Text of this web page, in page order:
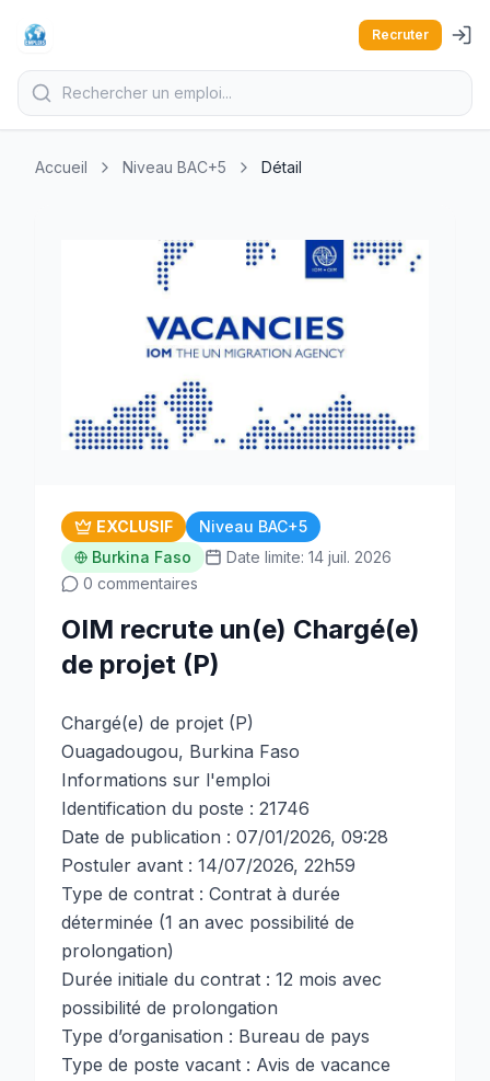
Recruter
Accueil Niveau BAC+5 Détail
EXCLUSIF
Niveau BAC+5
Burkina Faso
Date limite: 14 juil. 2026
0 commentaires
OIM recrute un(e) Chargé(e)
de projet (P)
Chargé(e) de projet (P)
Ouagadougou, Burkina Faso
Informations sur l'emploi
Identification du poste : 21746
Date de publication : 07/01/2026, 09:28
Postuler avant : 14/07/2026, 22h59
Type de contrat : Contrat à durée
déterminée (1 an avec possibilité de
prolongation)
Durée initiale du contrat : 12 mois avec
possibilité de prolongation
Type d’organisation : Bureau de pays
Type de poste vacant : Avis de vacance